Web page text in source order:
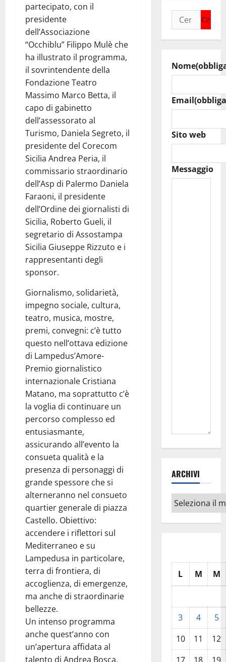
partecipato, con il
presidente
dell’Associazione
“Occhiblu” Filippo Mulè che
ha illustrato il programma,
il sovrintendente della
Fondazione Teatro
Massimo Marco Betta, il
capo di gabinetto
dell’assessorato al
Turismo, Daniela Segreto, il
presidente del Corecom
Sicilia Andrea Peria, il
commissario straordinario
dell’Asp di Palermo Daniela
Faraoni, il presidente
dell’Ordine dei giornalisti di
Sicilia, Roberto Gueli, il
segretario di Assostampa
Sicilia Giuseppe Rizzuto e i
rappresentanti degli
sponsor.
Giornalismo, solidarietà,
impegno sociale, cultura,
teatro, musica, mostre,
premi, convegni: c’è tutto
questo nell’ottava edizione
di Lampedus’Amore-
Premio giornalistico
internazionale Cristiana
Matano, ma soprattutto c’è
la voglia di continuare un
percorso complesso ed
entusiasmante,
assicurando all’evento la
consueta qualità e la
presenza di personaggi di
grande spessore che si
alterneranno nel consueto
quartier generale di piazza
Castello. Obiettivo:
accendere i riflettori sul
Mediterraneo e su
Lampedusa in particolare,
terra di frontiera, di
accoglienza, di emergenze,
ma anche di straordinarie
bellezze.
Un intenso programma
anche quest’anno con
un’apertura affidata al
talento di Andrea Bosca,
Ricerca
per:
Nome
Email
Sito web
Messaggio
ARCHIVI
Archivi
L M M
3 4
5
10
11
12